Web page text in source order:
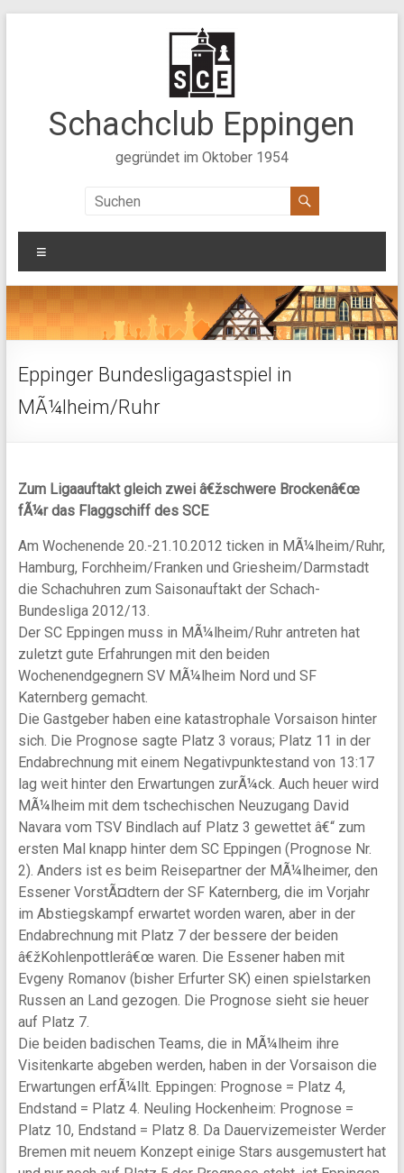
Schachclub Eppingen
gegründet im Oktober 1954
Eppinger Bundesligagastspiel in
MÃ¼lheim/Ruhr
Zum Ligaauftakt gleich zwei â€žschwere Brockenâ€œ
fÃ¼r das Flaggschiff des SCE
Am Wochenende 20.-21.10.2012 ticken in MÃ¼lheim/Ruhr,
Hamburg, Forchheim/Franken und Griesheim/Darmstadt
die Schachuhren zum Saisonauftakt der Schach-
Bundesliga 2012/13.
Der SC Eppingen muss in MÃ¼lheim/Ruhr antreten hat
zuletzt gute Erfahrungen mit den beiden
Wochenendgegnern SV MÃ¼lheim Nord und SF
Katernberg gemacht.
Die Gastgeber haben eine katastrophale Vorsaison hinter
sich. Die Prognose sagte Platz 3 voraus; Platz 11 in der
Endabrechnung mit einem Negativpunktestand von 13:17
lag weit hinter den Erwartungen zurÃ¼ck. Auch heuer wird
MÃ¼lheim mit dem tschechischen Neuzugang David
Navara vom TSV Bindlach auf Platz 3 gewettet â€“ zum
ersten Mal knapp hinter dem SC Eppingen (Prognose Nr.
2). Anders ist es beim Reisepartner der MÃ¼lheimer, den
Essener VorstÃ¤dtern der SF Katernberg, die im Vorjahr
im Abstiegskampf erwartet worden waren, aber in der
Endabrechnung mit Platz 7 der bessere der beiden
â€žKohlenpottlerâ€œ waren. Die Essener haben mit
Evgeny Romanov (bisher Erfurter SK) einen spielstarken
Russen an Land gezogen. Die Prognose sieht sie heuer
auf Platz 7.
Die beiden badischen Teams, die in MÃ¼lheim ihre
Visitenkarte abgeben werden, haben in der Vorsaison die
Erwartungen erfÃ¼llt. Eppingen: Prognose = Platz 4,
Endstand = Platz 4. Neuling Hockenheim: Prognose =
Platz 10, Endstand = Platz 8. Da Dauervizemeister Werder
Bremen mit neuem Konzept einige Stars ausgemustert hat